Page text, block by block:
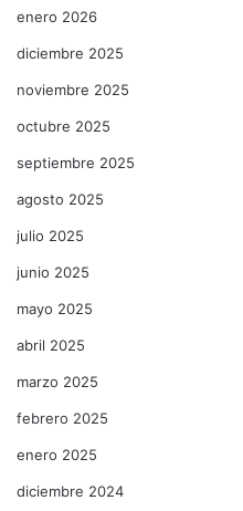
enero 2026
diciembre 2025
noviembre 2025
octubre 2025
septiembre 2025
agosto 2025
julio 2025
junio 2025
mayo 2025
abril 2025
marzo 2025
febrero 2025
enero 2025
diciembre 2024